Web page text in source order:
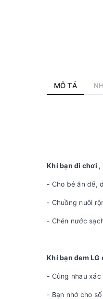
MÔ TẢ
Khi bạn đi chơi ,
- Cho bé ăn dế,
- Chuồng nuôi
- Chén nước
Khi bạn đem
- Cùng nhau
- Bạn nhớ cho